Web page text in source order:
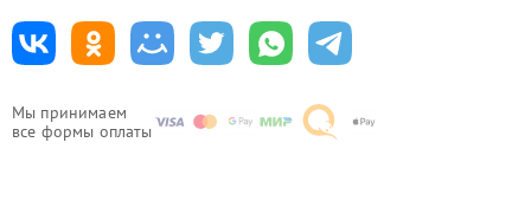
Мы принимаем
все формы оплаты